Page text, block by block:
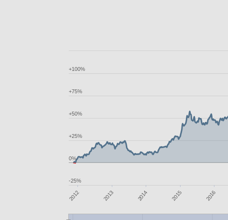
2012 2013 2014 2015 2016
-25%
0%
+25%
+50%
+75%
+100%